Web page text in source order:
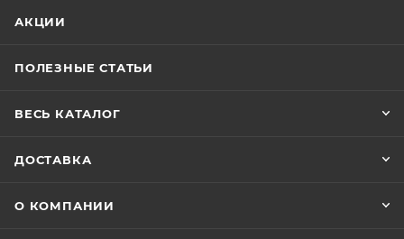
АКЦИИ
ПОЛЕЗНЫЕ СТАТЬИ
ВЕСЬ КАТАЛОГ
ДОСТАВКА
О КОМПАНИИ